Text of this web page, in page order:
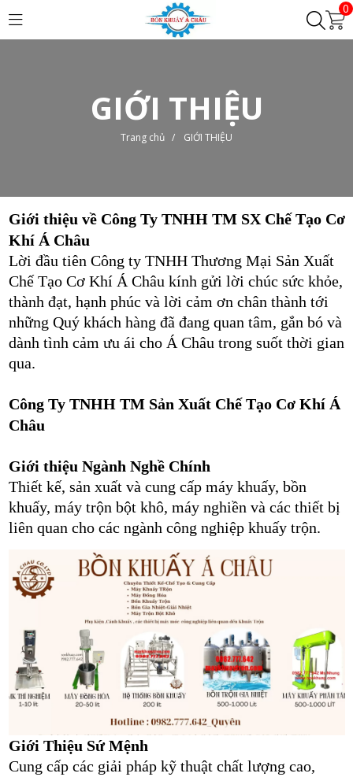
0
GIỚI THIỆU
Trang chủ / GIỚI THIỆU
Giới thiệu về Công Ty TNHH TM SX Chế Tạo Cơ
Khí Á Châu
Lời đầu tiên Công ty TNHH Thương Mại Sản Xuất
Chế Tạo Cơ Khí Á Châu kính gửi lời chúc sức khỏe,
thành đạt, hạnh phúc và lời cảm ơn chân thành tới
những Quý khách hàng đã đang quan tâm, gắn bó và
dành tình cảm ưu ái cho Á Châu trong suốt thời gian
qua.
Công Ty TNHH TM Sản Xuất Chế Tạo Cơ Khí Á
Châu
Giới thiệu Ngành Nghề Chính
Thiết kế, sản xuất và cung cấp máy khuấy, bồn
khuấy, máy trộn bột khô, máy nghiền và các thiết bị
liên quan cho các ngành công nghiệp khuấy trộn.
Giới Thiệu Sứ Mệnh
Cung cấp các giải pháp kỹ thuật chất lượng cao,